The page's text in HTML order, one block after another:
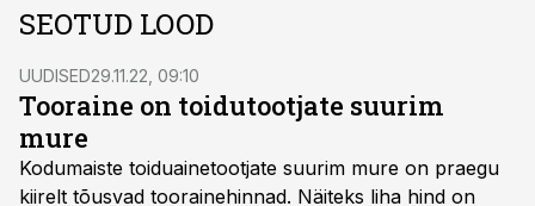
SEOTUD LOOD
UUDISED29.11.22, 09:10
Tooraine on toidutootjate suurim
mure
Kodumaiste toiduainetootjate suurim mure on praegu
kiirelt tõusvad toorainehinnad. Näiteks liha hind on